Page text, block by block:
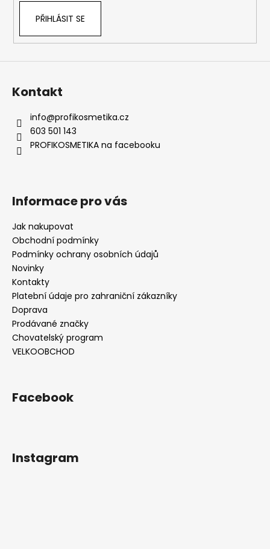
PŘIHLÁSIT SE
Kontakt
info@profikosmetika.cz
603 501 143
PROFIKOSMETIKA na facebooku
Informace pro vás
Jak nakupovat
Obchodní podmínky
Podmínky ochrany osobních údajů
Novinky
Kontakty
Platební údaje pro zahraniční zákazníky
Doprava
Prodávané značky
Chovatelský program
VELKOOBCHOD
Facebook
Instagram